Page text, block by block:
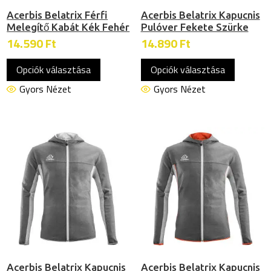
Acerbis Belatrix Férfi
Melegítő Kabát Kék Fehér
14.590Ft
Opciók választása
Ennek
terméknek
A
változatok
a
termékoldalon
választhatók
ki
Gyors Nézet
Acerbis Belatrix Kapucnis
Pulóver Fekete Szürke
14.890Ft
Opciók választása
Ennek
A
a
ki
Gyors Nézet
Acerbis Belatrix Kapucnis
Acerbis Belatrix Kapucnis